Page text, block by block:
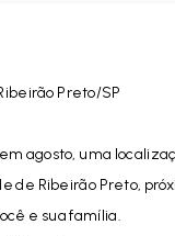
Preto/SP
agosto, uma
de Ribeirão Preto,
e sua família.